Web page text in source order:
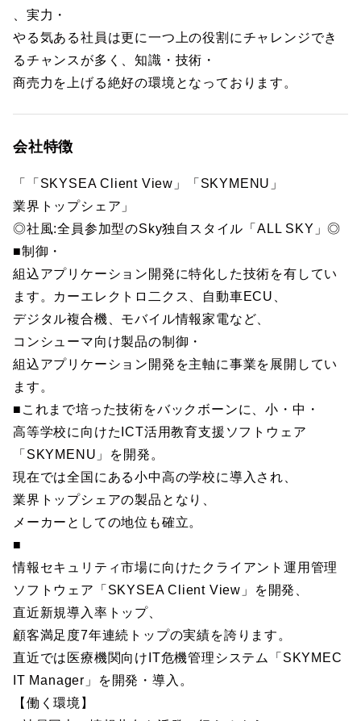
、実力・
やる気ある社員は更に一つ上の役割にチャレンジでき
るチャンスが多く、知識・技術・
商売力を上げる絶好の環境となっております。
会社特徴
「「SKYSEA Client View」「SKYMENU」
業界トップシェア」
◎社風:全員参加型のSky独自スタイル「ALL SKY」◎
■制御・
組込アプリケーション開発に特化した技術を有してい
ます。カーエレクトロ二クス、自動車ECU、
デジタル複合機、モバイル情報家電など、
コンシューマ向け製品の制御・
組込アプリケーション開発を主軸に事業を展開してい
ます。
■これまで培った技術をバックボーンに、小・中・
高等学校に向けたICT活用教育支援ソフトウェア
「SKYMENU」を開発。
現在では全国にある小中高の学校に導入され、
業界トップシェアの製品となり、
メーカーとしての地位も確立。
■
情報セキュリティ市場に向けたクライアント運用管理
ソフトウェア「SKYSEA Client View」を開発、
直近新規導入率トップ、
顧客満足度7年連続トップの実績を誇ります。
直近では医療機関向けIT危機管理システム「SKYMEC
IT Manager」を開発・導入。
【働く環境】